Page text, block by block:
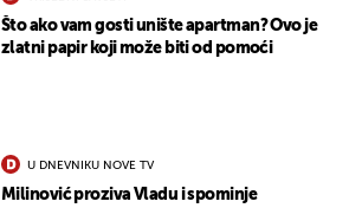
Što ako vam gosti unište apartman? Ovo je
zlatni papir koji može biti od pomoći
U DNEVNIKU NOVE TV
Milinović proziva Vladu i spominje